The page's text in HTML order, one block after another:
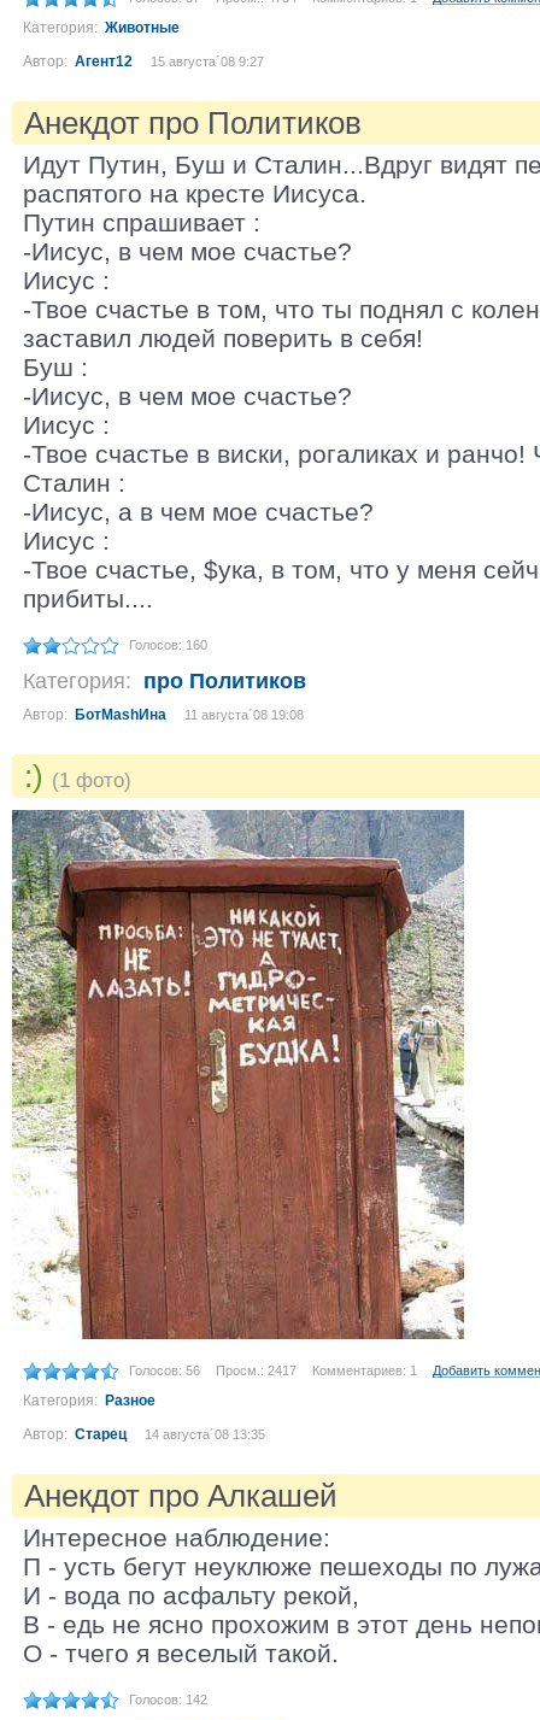
Категория: Животные
Автор: Агент12 15 августа´08 9:27
Анекдот про Политиков
Идут Путин, Буш и Сталин...Вдруг видят
распятого на кресте Иисуса.
Путин спрашивает :
-Иисус, в чем мое счастье?
Иисус :
-Твое счастье в том, что ты поднял с
заставил людей поверить в себя!
Буш :
-Иисус, в чем мое счастье?
Иисус :
-Твое счастье в виски, рогаликах и
Сталин :
-Иисус, а в чем мое счастье?
Иисус :
-Твое счастье, $ука, в том, что у меня
прибиты....
Голосов: 160
Категория: про Политиков
Автор: БотМаshИна 11 августа´08 19:08
:) (1 фото)
Голосов: 56 Просм.: 2417 Комментариев: 1 Добавить
Категория: Разное
Автор: Старец 14 августа´08 13:35
Анекдот про Алкашей
Интересное наблюдение:
П - усть бегут неуклюже пешеходы по
И - вода по асфальту рекой,
В - едь не ясно прохожим в этот день
О - тчего я веселый такой.
Голосов: 142